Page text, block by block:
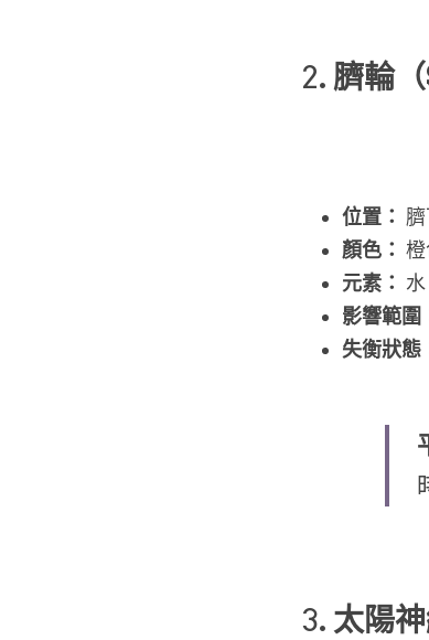
2. 臍輪
位置：
顏色：
元素： 水
影響範圍
失衡狀態
3. 太陽